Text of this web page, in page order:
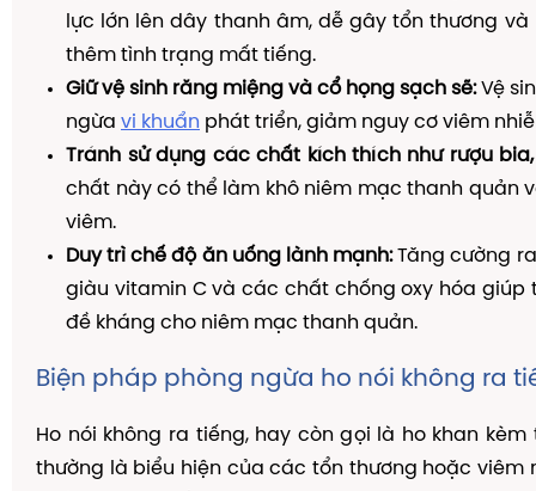
lực lớn lên dây thanh âm, dễ gây tổn thương
thêm tình trạng mất tiếng.
Giữ vệ sinh răng miệng và cổ họng sạch sẽ:Vệ
ngừa vi khuẩn phát triển, giảm nguy cơ viêm
Tránh sử dụng các chất kích thích như rượu
chất này có thể làm khô niêm mạc thanh quản
viêm.
Duy trì chế độ ăn uống lành mạnh:Tăng cường
giàu vitamin C và các chất chống oxy hóa giúp
đề kháng cho niêm mạc thanh quản.
Biện pháp phòng ngừa ho nói không ra
Ho nói không ra tiếng, hay còn gọi là ho khan
thường là biểu hiện của các tổn thương hoặc viêm